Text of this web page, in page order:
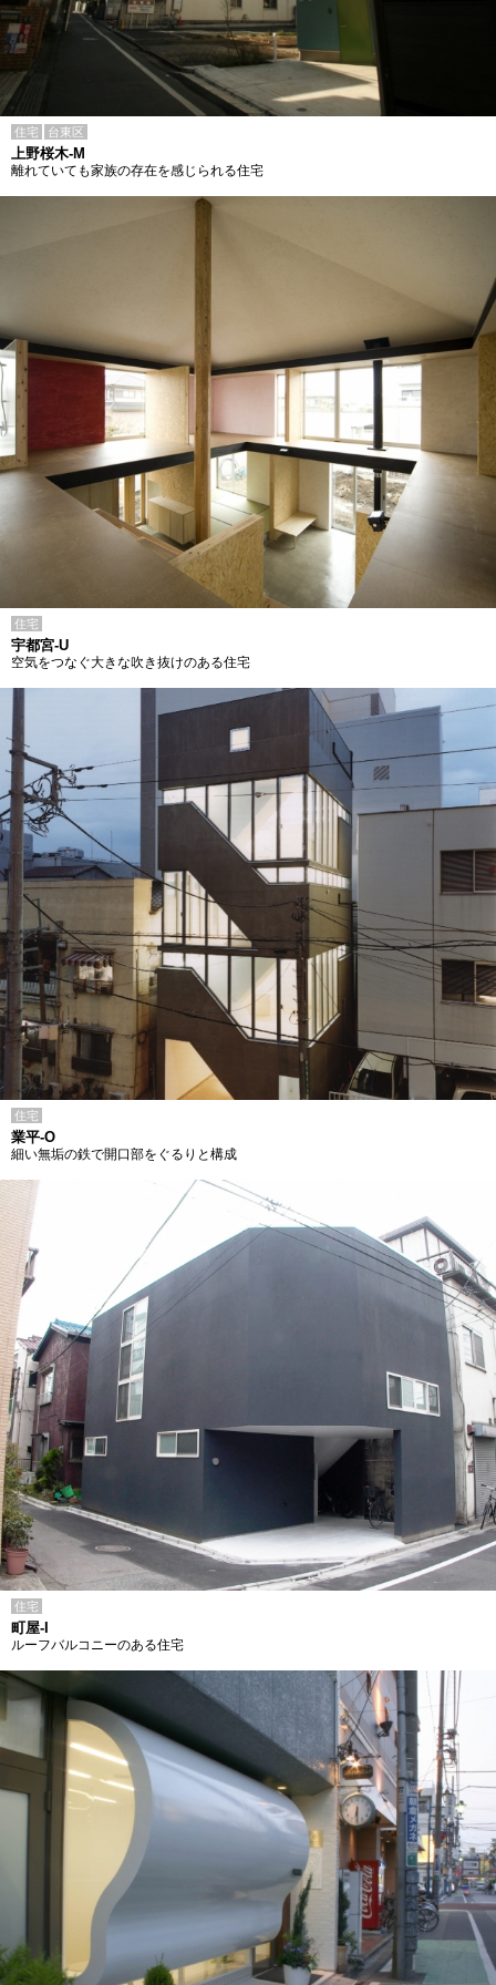
住宅 台東区
上野桜木-M
離れていても家族の存在を感じられる住宅
住宅
宇都宮-U
空気をつなぐ大きな吹き抜けのある住宅
住宅
業平-O
細い無垢の鉄で開口部をぐるりと構成
住宅
町屋-I
ルーフバルコニーのある住宅